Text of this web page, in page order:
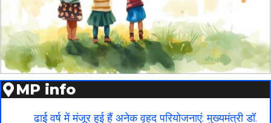
MP info
ढाई वर्ष में मंजूर हुई हैं अनेक वृहद परियोजनाएं: मुख्यमंत्री डॉ.